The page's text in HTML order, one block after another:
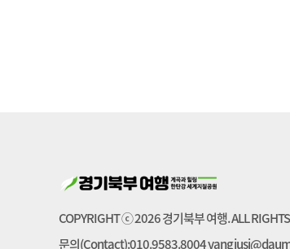
COPYRIGHT ⓒ 2026 경기북부 여행. ALL
문의(Contact):010.9583.8004